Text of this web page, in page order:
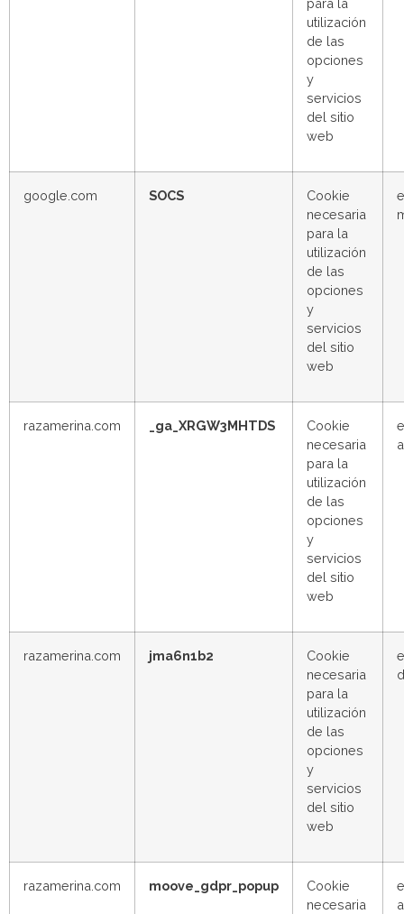
para la
utilización
de las
opciones
y
servicios
del sitio
web
google.com SOCS
Cookie
necesaria
para la
utilización
de las
opciones
y
servicios
del sitio
web
razamerina.com _ga_XRGW3MHTDS
Cookie
necesaria
para la
utilización
de las
opciones
y
servicios
del sitio
web
razamerina.com jma6n1b2
Cookie
necesaria
para la
utilización
de las
opciones
y
servicios
del sitio
web
razamerina.com moove_gdpr_popup
Cookie
necesaria